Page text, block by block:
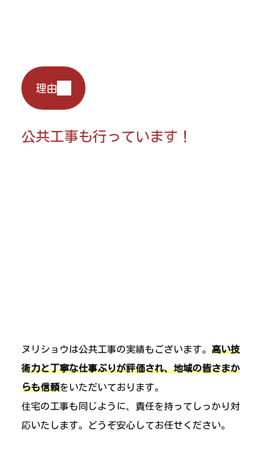
理由
公共工事も行っています！
ヌリショウは公共工事の実績もございます。 高い技
術力と丁寧な仕事ぶりが評価され、地域の皆さまか
らも信頼をいただいております。
住宅の工事も同じように、責任を持ってしっかり対
応いたします。どうぞ安心してお任せください。